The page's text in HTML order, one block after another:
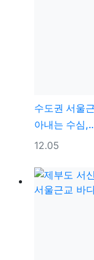
수도권 서울
아내는 수심
등록일
12.05